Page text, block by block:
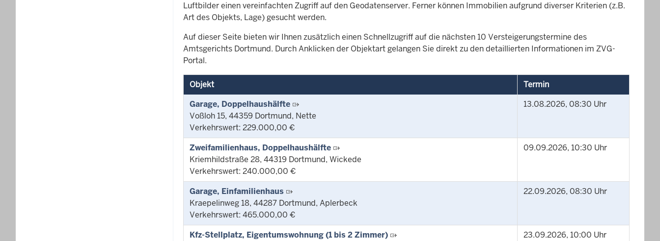
Luftbilder einen vereinfachten Zugriff auf den Geodatenserver. Ferner können Immobilien aufgrund diverser Kriterien (z.B.
Art des Objekts, Lage) gesucht werden.
Auf dieser Seite bieten wir Ihnen zusätzlich einen Schnellzugriff auf die nächsten 10 Versteigerungstermine des
Amtsgerichts Dortmund. Durch Anklicken der Objektart gelangen Sie direkt zu den detaillierten Informationen im ZVG-
Portal.
Objekt
Termin
Garage, Doppelhaushälfte
Voßloh 15, 44359 Dortmund, Nette
Verkehrswert: 229.000,00 €
13.08.2026, 08:30 Uhr
Zweifamilienhaus, Doppelhaushälfte
Kriemhildstraße 28, 44319 Dortmund, Wickede
Verkehrswert: 240.000,00 €
09.09.2026, 10:30 Uhr
Garage, Einfamilienhaus
Kraepelinweg 18, 44287 Dortmund, Aplerbeck
Verkehrswert: 465.000,00 €
22.09.2026, 08:30 Uhr
Kfz-Stellplatz, Eigentumswohnung (1 bis 2 Zimmer)
23.09.2026, 10:00 Uhr